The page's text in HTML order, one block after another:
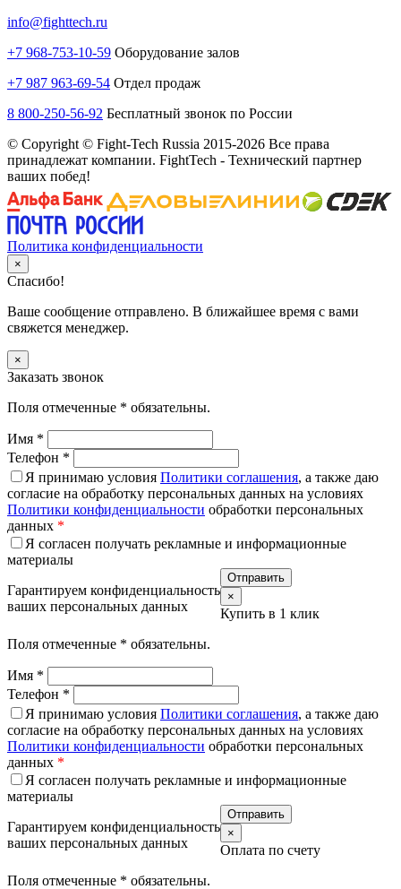
info@fighttech.ru
+7 968-753-10-59 Оборудование залов
+7 987 963-69-54 Отдел продаж
8 800-250-56-92 Бесплатный звонок по России
© Copyright © Fight-Tech Russia 2015-2026 Все права
принадлежат компании. FightTech - Технический партнер
ваших побед!
Политика конфиденциальности
×
Спасибо!
Ваше сообщение отправлено. В ближайшее время с вами
свяжется менеджер.
×
Заказать звонок
Поля отмеченные * обязательны.
Имя *
Телефон *
Я принимаю условия Политики соглашения, а также даю
согласие на обработку персональных данных на условиях
Политики конфиденциальности обработки персональных
данных *
Я согласен получать рекламные и информационные
материалы
Гарантируем конфиденциальность
ваших персональных данных
×
Купить в 1 клик
Поля отмеченные * обязательны.
Имя *
Телефон *
Я принимаю условия Политики соглашения, а также даю
согласие на обработку персональных данных на условиях
Политики конфиденциальности обработки персональных
данных *
Я согласен получать рекламные и информационные
материалы
Гарантируем конфиденциальность
ваших персональных данных
×
Оплата по счету
Поля отмеченные * обязательны.